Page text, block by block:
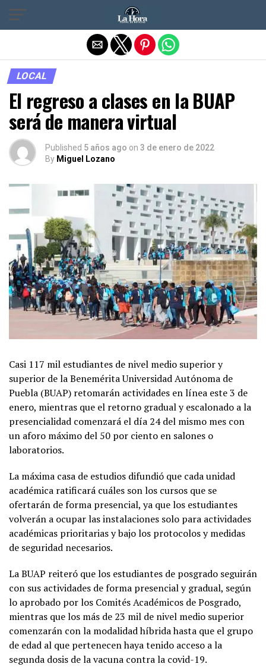
LOCAL
El regreso a clases en la BUAP
será de manera virtual
Published 5 años ago on 3 de enero de 2022
By Miguel Lozano
Casi 117 mil estudiantes de nivel medio superior y
superior de la Benemérita Universidad Autónoma de
Puebla (BUAP) retomarán actividades en línea este 3 de
enero, mientras que el retorno gradual y escalonado a la
presencialidad comenzará el día 24 del mismo mes con
un aforo máximo del 50 por ciento en salones o
laboratorios.
La máxima casa de estudios difundió que cada unidad
académica ratificará cuáles son los cursos que se
ofertarán de forma presencial, ya que los estudiantes
volverán a ocupar las instalaciones solo para actividades
académicas prioritarias y bajo los protocolos y medidas
de seguridad necesarios.
La BUAP reiteró que los estudiantes de posgrado seguirán
con sus actividades de forma presencial y gradual, según
lo aprobado por los Comités Académicos de Posgrado,
mientras que los más de 23 mil de nivel medio superior
comenzarán con la modalidad híbrida hasta que el grupo
de edad al que pertenecen haya tenido acceso a la
segunda dosis de la vacuna contra la covid-19.
Salir de la versión móvil